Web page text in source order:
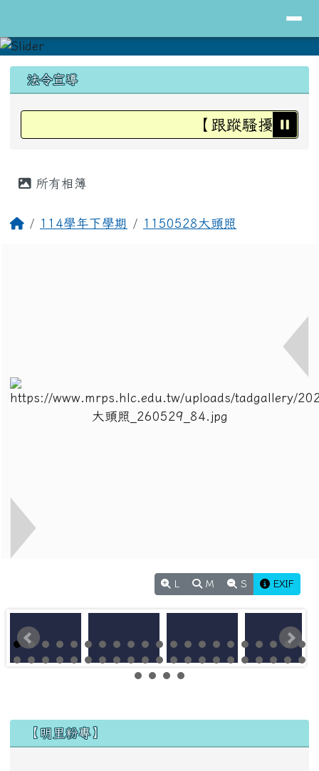
上中區域內容
法令宣導
【跟蹤騷擾防治
所有相簿
回首頁114學年下學期 1150528大頭照
M S EXIF
左邊區域內容
【明里粉專】
頁尾區域